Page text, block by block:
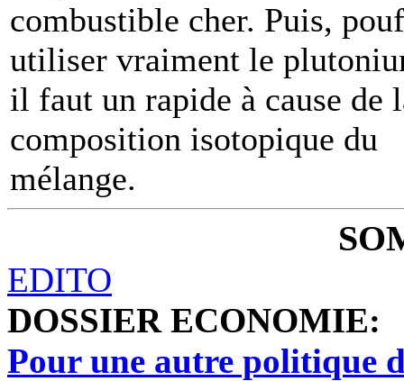
combustible cher. Puis,
utiliser vraiment le
il faut un rapide à cause de
composition isotopique du
mélange.
EDITO
DOSSIER ECONOMIE:
Pour une autre politique